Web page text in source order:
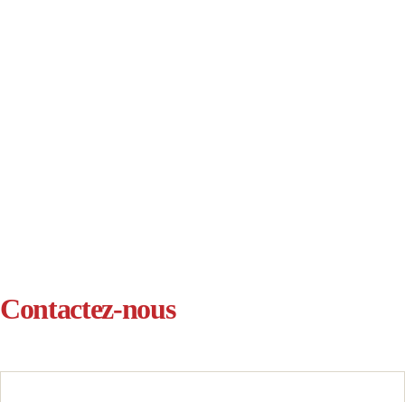
Contactez-nous